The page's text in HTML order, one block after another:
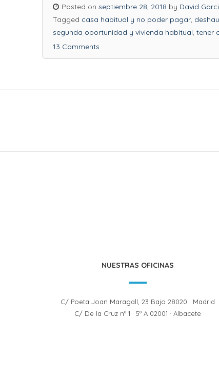
Posted on septiembre 28, 2018 by David
Tagged casa habitual y no poder pagar,
segunda oportunidad y vivienda habitual, tener
13 Comments
NUESTRAS OFICINAS
C/ Poeta Joan Maragall, 23 Bajo 28020 · Madrid
C/ De la Cruz nº 1 · 5º A 02001 · Albacete